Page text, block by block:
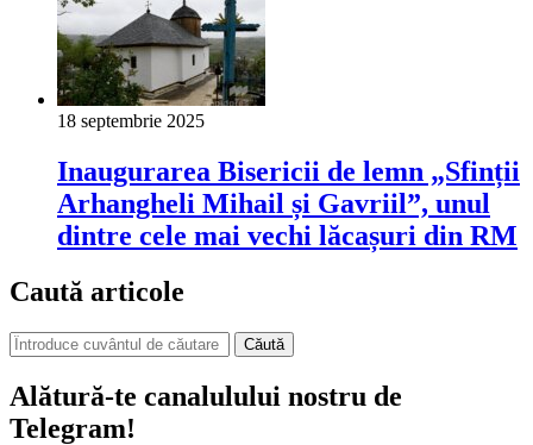
18 septembrie 2025
Inaugurarea Bisericii de lemn „Sfinții
Arhangheli Mihail și Gavriil”, unul
dintre cele mai vechi lăcașuri din RM
Caută articole
Căută
Alătură-te canalulului nostru de
Telegram!